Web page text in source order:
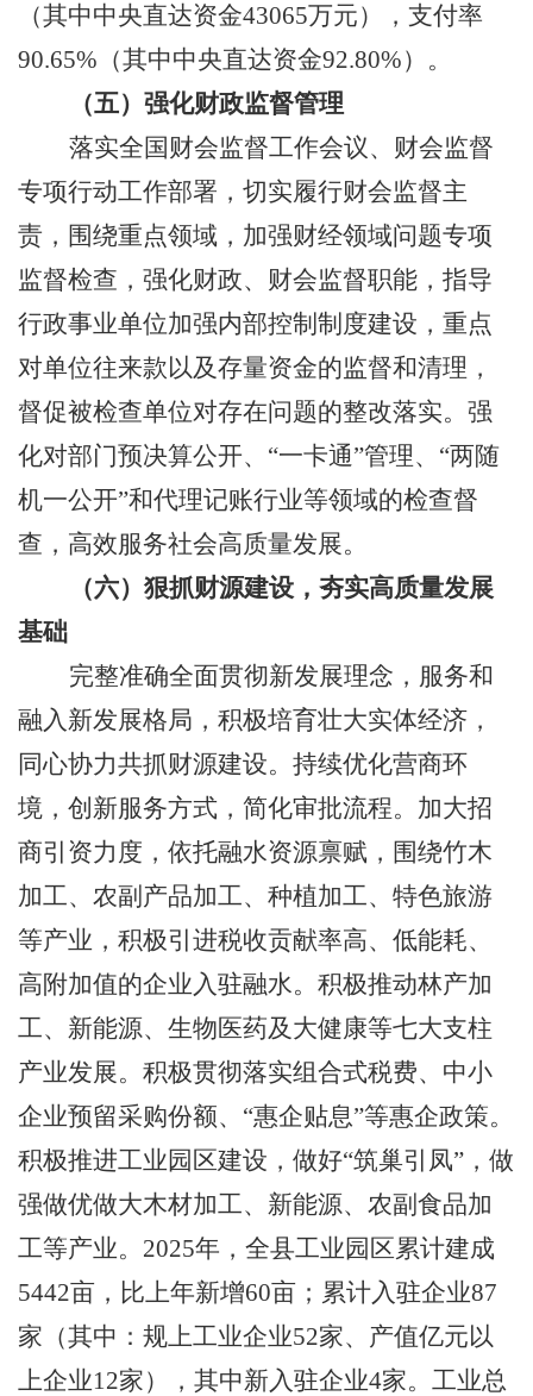
（其中中央直达资金43065万元），支付率
90.65% （其中中央直达资金92.80%）。
（五） 强化财政监督管理
落实全国财会监督工作会议、财会监督
专项行动工作部署，切实履行财会监督主
责，围绕重点领域，加强财经领域问题专项
监督检查，强化财政、财会监督职能，指导
行政事业单位加强内部控制制度建设，重点
对单位往来款以及存量资金的监督和清理，
督促被检查单位对存在问题的整改落实。强
化对部门预决算公开、 “一卡通”管理、“两随
机一公开”和代理记账行业等领域的检查督
查，高效服务社会高质量发展。
（六） 狠抓财源建设，夯实高质量发展
基础
完整准确全面贯彻新发展理念，服务和
融入新发展格局，积极培育壮大实体经济，
同心协力共抓财源建设。持续优化营商环
境，创新服务方式，简化审批流程。加大招
商引资力度，依托融水资源禀赋， 围绕竹木
加工、农副产品加工、种植加工、特色旅游
等产业 ，积极引进税收贡献率高、低能耗、
高附加值的企业入驻融水。积极推动林产加
工、新能源、生物医药及大健康等七大支柱
产业发展。积极贯彻落实组合式税费、 中小
企业预留采购份额、 “惠企贴息”等惠企政策。
积极推进工业园区建设，做好“筑巢引凤”，做
强做优做大木材加工、新能源、农副食品加
工等产业。 2025年，全县工业园区累计建成
5442亩，比上年新增60亩；累计入驻企业87
家（其中：规上工业企业52家、产值亿元以
上企业12家），其中新入驻企业4家。工业总